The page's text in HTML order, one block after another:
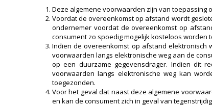
Deze algemene voorwaarden zijn van
Voordat de overeenkomst op afstand wordt
ondernemer voordat de overeenkomst op
consument zo spoedig mogelijk kosteloos worden
Indien de overeenkomst op afstand elektronisch
voorwaarden langs elektronische weg aan de
op een duurzame gegevensdrager. Indien dit
voorwaarden langs elektronische weg kan
toegezonden.
Voor het geval dat naast deze algemene
en kan de consument zich in geval van